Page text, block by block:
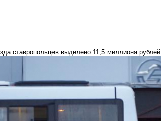
ставропольцев выделено 11,5 миллиона рублей